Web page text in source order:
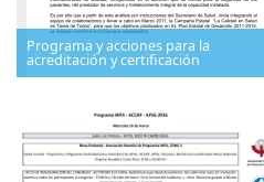
Programa y acciones para la
acreditación y certificación